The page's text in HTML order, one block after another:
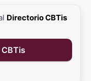
Directorio CBTis